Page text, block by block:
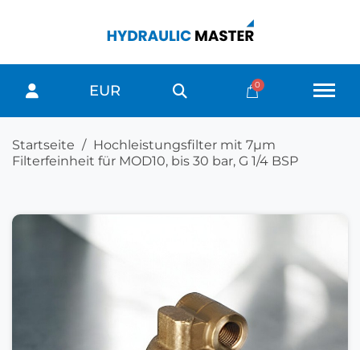
EUR
Startseite
Hochleistungsfilter mit 7µm
Filterfeinheit für MOD10, bis 30 bar, G 1/4 BSP